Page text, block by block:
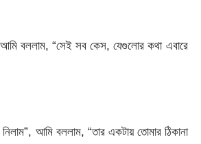
আমি বললাম, “সেই সব কেস, যেগুলোর কথা এবারে
আমি বললাম, “তার একটায় তোমার ঠিকানা